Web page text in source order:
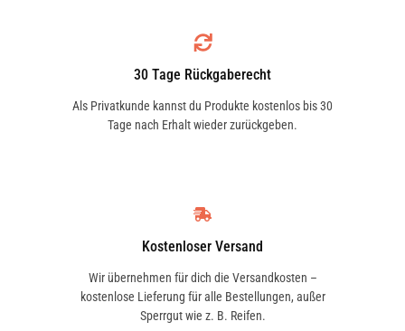
30 Tage Rückgaberecht
Als Privatkunde kannst du Produkte kostenlos bis 30
Tage nach Erhalt wieder zurückgeben.
Kostenloser Versand
Wir übernehmen für dich die Versandkosten –
kostenlose Lieferung für alle Bestellungen, außer
Sperrgut wie z. B. Reifen.